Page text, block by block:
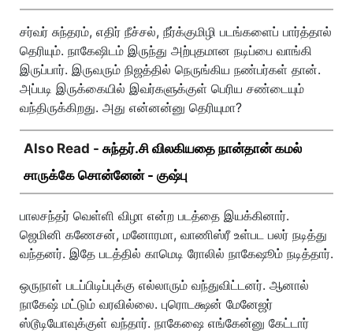
சர்வர் சுந்தரம், எதிர் நீச்சல், நீர்க்குமிழி படங்களைப் பார்த்தால்
தெரியும். நாகேஷிடம் இருந்து அற்புதமான நடிப்பை வாங்கி
இருப்பார். இருவரும் நிஜத்தில் நெருங்கிய நண்பர்கள் தான்.
அப்படி இருக்கையில் இவர்களுக்குள் பெரிய சண்டையும்
வந்திருக்கிறது. அது என்னன்னு தெரியுமா?
Also Read - சுந்தர்.சி விலகியதை நான்தான் கமல்
சாருக்கே சொன்னேன் - குஷ்பு
பாலசந்தர் வெள்ளி விழா என்ற படத்தை இயக்கினார்.
ஜெமினி கணேசன், மனோரமா, வாணிஸ்ரீ உள்பட பலர் நடித்து
வந்தனர். இதே படத்தில் காமெடி ரோலில் நாகேஷூம் நடித்தார்.
ஒருநாள் படப்பிடிப்புக்கு எல்லாரும் வந்துவிட்டனர். ஆனால்
நாகேஷ் மட்டும் வரவில்லை. புரொடக்ஷன் மேனேஜர்
ஸ்டூடியோவுக்குள் வந்தார். நாகேஷை எங்கேன்னு கேட்டார்